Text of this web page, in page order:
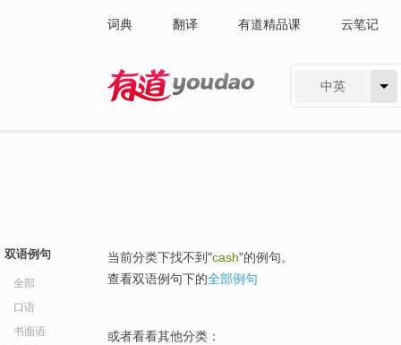
词典 翻译 有道精品课 云笔记
中英
双语例句
全部
口语
书面语
当前分类下找不到"cash"的例句。
查看双语例句下的全部例句
或者看看其他分类：